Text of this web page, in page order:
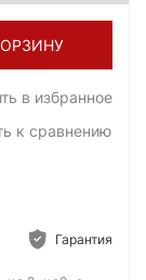
в избранное
к сравнению
Гарантия